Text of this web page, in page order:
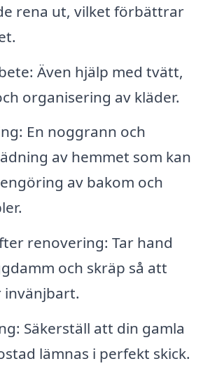
rena ut, vilket förbättrar
Även hjälp med tvätt,
organisering av kläder.
En noggrann och
av hemmet som kan
av bakom och
renovering: Tar hand
och skräp så att
invänjbart.
Säkerställ att din gamla
lämnas i perfekt skick.